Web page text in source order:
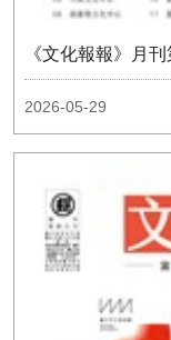
《文化報報》月
2026-05-29